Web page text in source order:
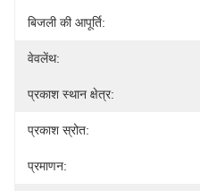
बिजली की आपूर्ति:
वेवलेंथ:
प्रकाश स्थान क्षेत्र:
प्रकाश स्रोत:
प्रमाणन: